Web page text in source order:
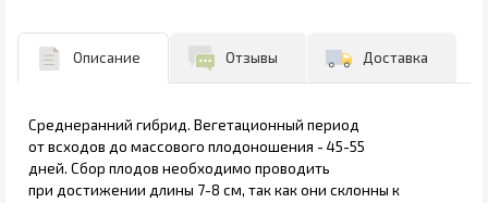
Описание Отзывы Доставка
Среднеранний гибрид. Вегетационный период
от всходов до массового плодоношения - 45-55
дней. Сбор плодов необходимо проводить
при достижении длины 7-8 см, так как они склонны к